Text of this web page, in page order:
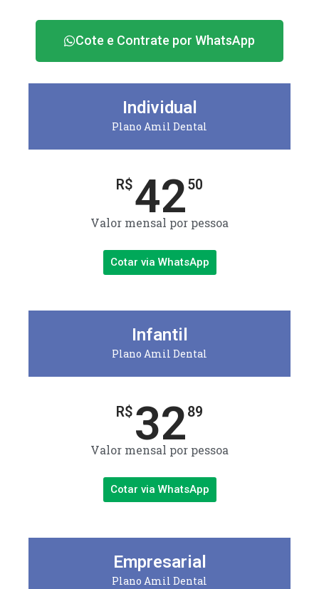
Cote e Contrate por WhatsApp
Individual
Plano Amil Dental
R$4250
Valor mensal por pessoa
Cotar via WhatsApp
Infantil
Plano Amil Dental
R$ 3289
Valor mensal por pessoa
Cotar via WhatsApp
Empresarial
Plano Amil Dental